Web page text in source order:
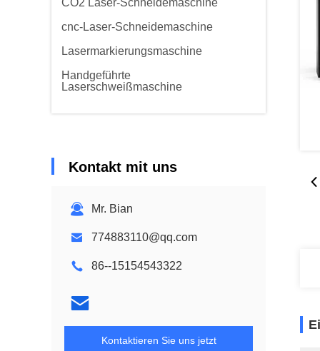
CO2 Laser-Schneidemaschine
cnc-Laser-Schneidemaschine
Lasermarkierungsmaschine
Handgeführte
Laserschweißmaschine
Kontakt mit uns
Mr. Bian
774883110@qq.com
86--15154543322
Kontaktieren Sie uns jetzt